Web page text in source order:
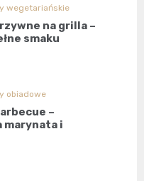
wegetariańskie
na grilla –
smaku
obiadowe
–
marynata i